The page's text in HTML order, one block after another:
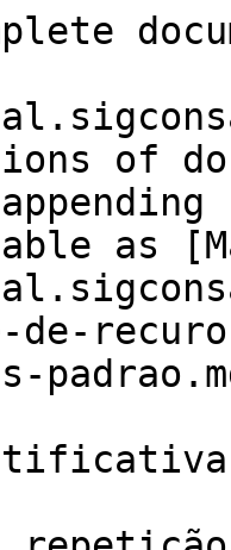
of
as
de-